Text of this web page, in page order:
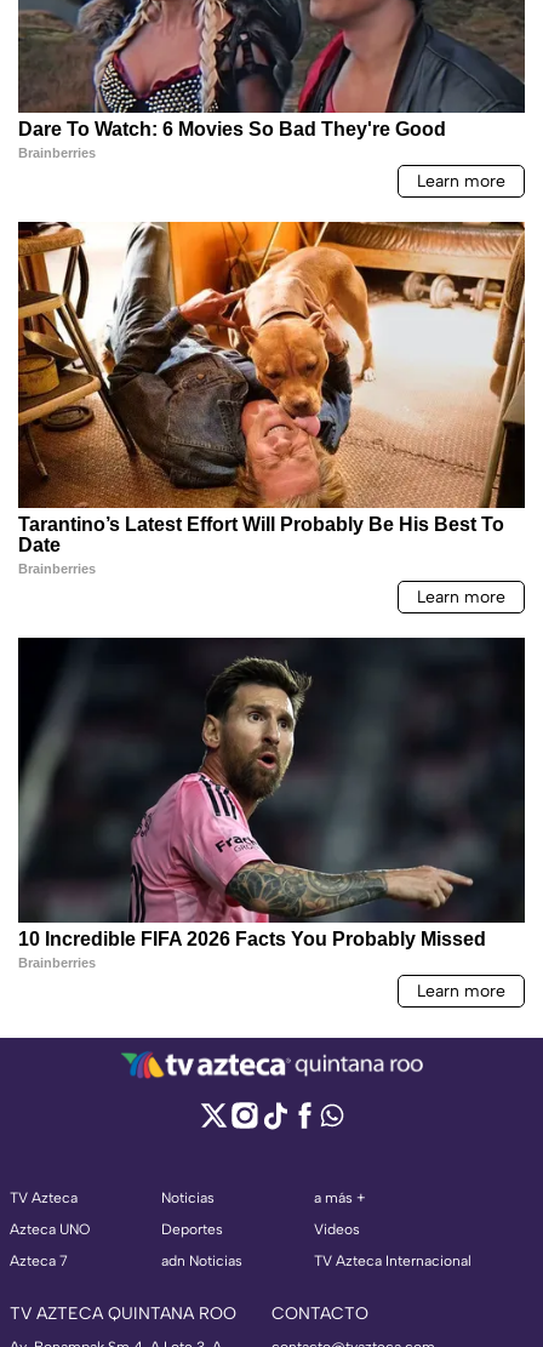
TV Azteca
Azteca UNO
Azteca 7
Noticias
Deportes
adn Noticias
a más +
Videos
TV Azteca Internacional
TV AZTECA QUINTANA ROO CONTACTO